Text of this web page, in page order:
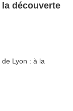
découverte